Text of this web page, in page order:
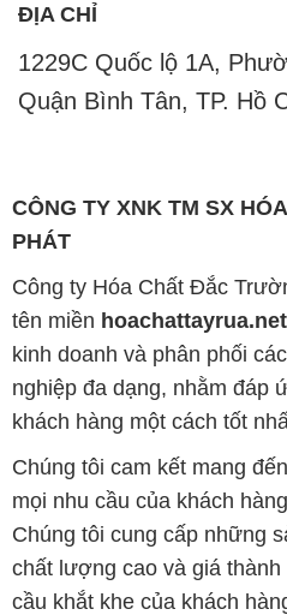
CÔNG TY XNK TM SX
PHÁT
kinh doanh và phân phối
nghiệp đa dạng, nhằm đáp
khách hàng một cách tốt
Chúng tôi cam kết mang
mọi nhu cầu của khách
Chúng tôi cung cấp những
chất lượng cao và giá thành
cầu khắt khe của khách hàng.
Uy tín là một trong những
trong hoạt động kinh doanh
luôn ý thức rằng những sản
cấp cần phải đáp ứng tiêu